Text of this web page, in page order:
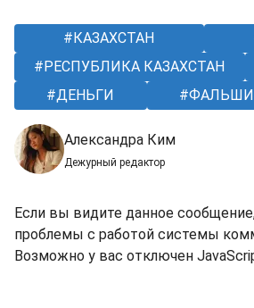
КАЗАХСТАН
РЕСПУБЛИКА КАЗАХСТАН
ДЕНЬГИ
Александра Ким
Дежурный редактор
Если вы видите данное
проблемы с работой системы
Возможно у вас отключен